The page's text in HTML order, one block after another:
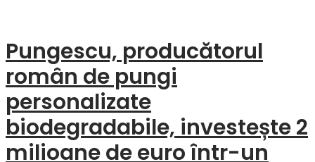
Pungescu, producătorul
român de pungi
personalizate
biodegradabile, investește 2
milioane de euro într-un